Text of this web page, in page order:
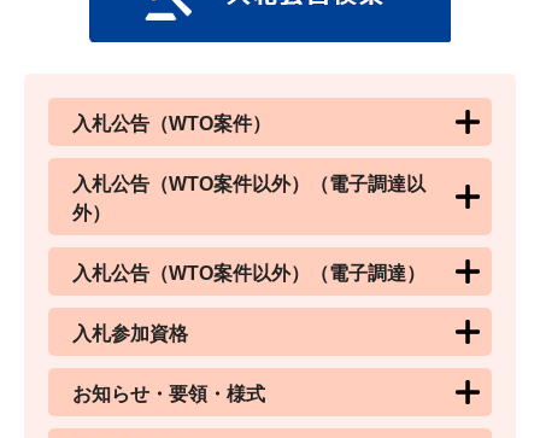
入札公告（WTO案件）
入札公告（WTO案件以外）（電子調達以
外）
入札公告（WTO案件以外）（電子調達）
入札参加資格
お知らせ・要領・様式